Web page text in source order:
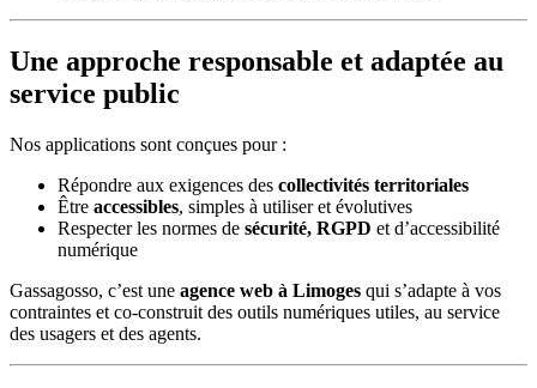
Une approche responsable et adaptée au
service public
Nos applications sont conçues pour :
Répondre aux exigences des collectivités territoriales
Être accessibles, simples à utiliser et évolutives
Respecter les normes de sécurité, RGPD et d’accessibilité
numérique
Gassagosso, c’est une agence web à Limoges qui s’adapte à vos
contraintes et co-construit des outils numériques utiles, au service
des usagers et des agents.